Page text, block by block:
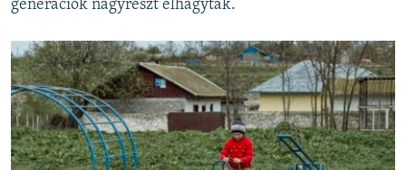
generációk nagyrészt elhagytak.